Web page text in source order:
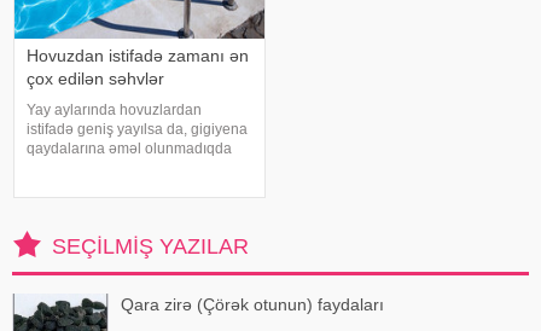
Hovuzdan istifadə zamanı ən
çox edilən səhvlər
Yay aylarında hovuzlardan
istifadə geniş yayılsa da, gigiyena
qaydalarına əməl olunmadıqda
kənarınd
SEÇILMIŞ YAZILAR
Qara zirə (Çörək otunun) faydaları